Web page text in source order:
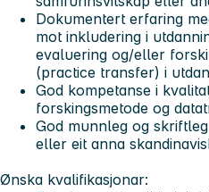
Dokumentert erfaring
mot inkludering i
evaluering og/eller
(practice transfer) i
God kompetanse i
forskingsmetode og
God munnleg og
eller eit anna
Ønska kvalifikasjonar: